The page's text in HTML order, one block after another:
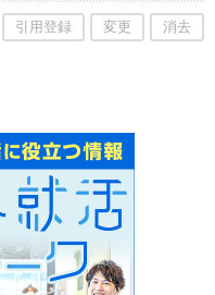
引用登録 変更 消去